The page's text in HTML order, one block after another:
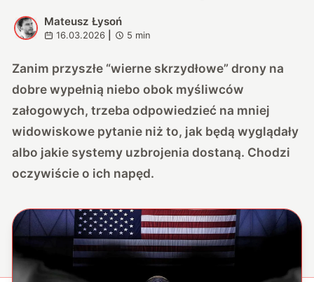
M
Mateusz Łysoń
16.03.2026 5 min
Zanim przyszłe “wierne skrzydłowe” drony na
dobre wypełnią niebo obok myśliwców
załogowych, trzeba odpowiedzieć na mniej
widowiskowe pytanie niż to, jak będą wyglądały
albo jakie systemy uzbrojenia dostaną. Chodzi
oczywiście o ich napęd.